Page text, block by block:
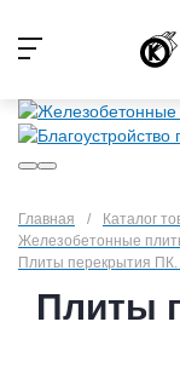
Главная / Каталог
Железобетонные
Плиты перекрытия
Плиты